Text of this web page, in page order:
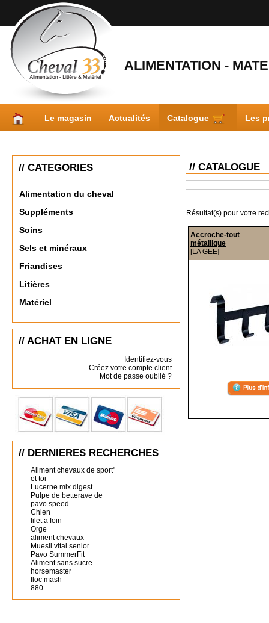
ALIMENTATION -
Le magasin Actualités Catalogue Les
// CATEGORIES
Alimentation du cheval
Suppléments
Soins
Sels et minéraux
Friandises
Litières
Matériel
// ACHAT EN LIGNE
Identifiez-vous
Créez votre compte client
Mot de passe oublié ?
// DERNIERES RECHERCHES
Aliment chevaux de sport"
et toi
Lucerne mix digest
Pulpe de betterave de
pavo speed
Chien
filet a foin
Orge
aliment chevaux
Muesli vital senior
Pavo SummerFit
Aliment sans sucre
horsemaster
floc mash
880
// CATALOGUE
Résultat(s) pour votre
Accroche-tout
métallique
[LA GEE]